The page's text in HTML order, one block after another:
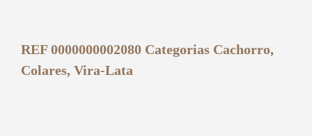
REF0000000002080 Categorias Cachorro,
Colares, Vira-Lata